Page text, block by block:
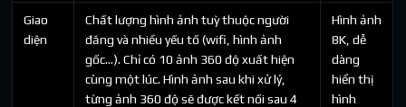
Giao
diện
Chất lượng hình ảnh tuỳ thuộc người
đăng và nhiều yếu tố (wifi, hình ảnh
gốc…). Chỉ có 10 ảnh 360 độ xuất hiện
cùng một lúc. Hình ảnh sau khi xử lý,
từng ảnh 360 độ sẽ được kết nối sau 4
Hình ảnh
8K, dễ
dàng
hiển thị
hình